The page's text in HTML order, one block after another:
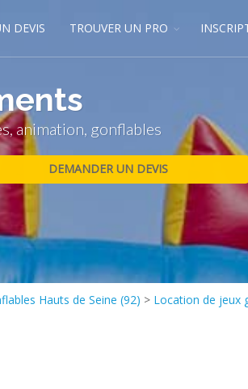
DEVIS TROUVER UN PRO
animation, gonflables
Hauts de Seine (92) > Location de jeux